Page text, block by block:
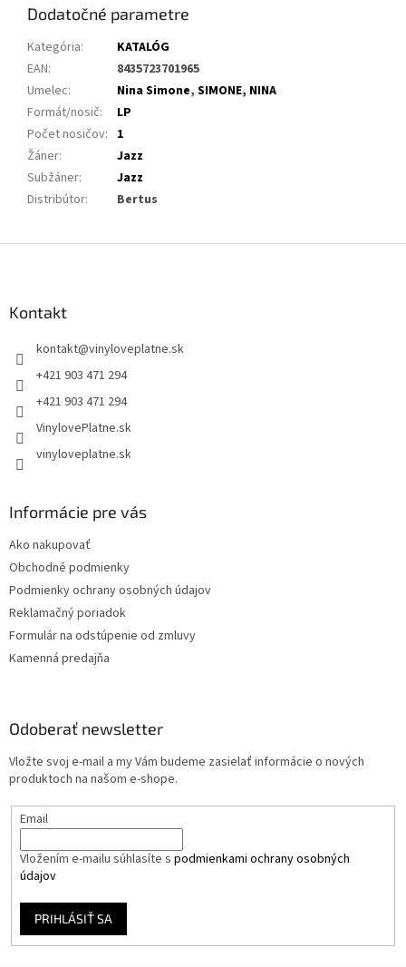
Dodatočné parametre
Kategória:
KATALÓG
EAN:
8435723701965
Umelec: Nina Simone, SIMONE, NINA
Formát/nosič:
LP
Počet nosičov: 1
Žáner:
Jazz
Subžáner:
Jazz
Distribútor: Bertus
Kontakt
kontakt@vinyloveplatne.sk
+421 903 471 294
+421 903 471 294
VinylovePlatne.sk
vinyloveplatne.sk
Informácie pre vás
Ako nakupovať
Obchodné podmienky
Podmienky ochrany osobných údajov
Reklamačný poriadok
Formulár na odstúpenie od zmluvy
Kamenná predajňa
Odoberať newsletter
Vložte svoj e-mail a my Vám budeme zasielať informácie o nových
produktoch na našom e-shope.
Email
Vložením e-mailu súhlasíte s podmienkami ochrany osobných
údajov
PRIHLÁSIŤ SA